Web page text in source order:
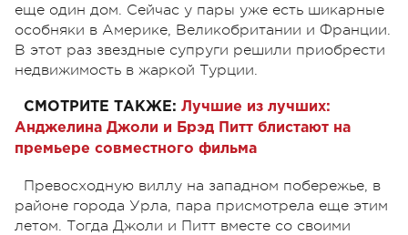
еще один дом. Сейчас у пары уже есть шикарные
особняки в Америке, Великобритании и Франции.
В этот раз звездные супруги решили приобрести
недвижимость в жаркой Турции.
СМОТРИТЕ ТАКЖЕ: Лучшие из лучших:
Анджелина Джоли и Брэд Питт блистают на
премьере совместного фильма
Превосходную виллу на западном побережье, в
районе города Урла, пара присмотрела еще этим
летом. Тогда Джоли и Питт вместе со своими